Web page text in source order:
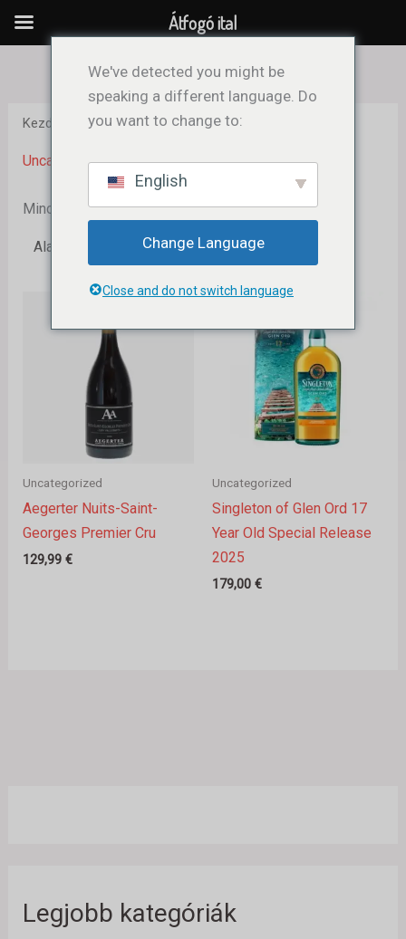
Skip
Legjobb kategóriák
Kezdőlap / Uncategorized
Uncategorized
Mind a(z) 2 találat megjelenítve
Uncategorized
Aegerter Nuits-Saint-
Georges Premier Cru
129,99 €
Uncategorized
Singleton of Glen Ord 17
Year Old Special Release
2025
179,00 €
We've detected you might be
speaking a different language. Do
you want to change to:
English
Change Language
Close and do not switch language
Átfogó ital